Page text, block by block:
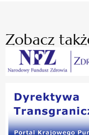
Zobacz